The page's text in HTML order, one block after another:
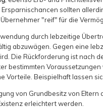
sollten
"reif" für die
durch lebzeitige
abzuwägen. Gegen eine
Die Rückforderung ist nach
bestimmten
Vorteile. Beispielhaft lassen
von Grundbesitz von
erleichtert werden.